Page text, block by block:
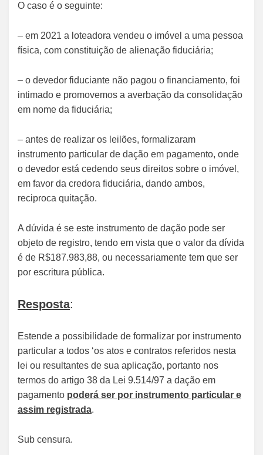
O caso é o seguinte:
– em 2021 a loteadora vendeu o imóvel a uma pessoa
física, com constituição de alienação fiduciária;
– o devedor fiduciante não pagou o financiamento, foi
intimado e promovemos a averbação da consolidação
em nome da fiduciária;
– antes de realizar os leilões, formalizaram
instrumento particular de dação em pagamento, onde
o devedor está cedendo seus direitos sobre o imóvel,
em favor da credora fiduciária, dando ambos,
reciproca quitação.
A dúvida é se este instrumento de dação pode ser
objeto de registro, tendo em vista que o valor da dívida
é de R$187.983,88, ou necessariamente tem que ser
por escritura pública.
Resposta:
Estende a possibilidade de formalizar por instrumento
particular a todos ‘os atos e contratos referidos nesta
lei ou resultantes de sua aplicação, portanto nos
termos do artigo 38 da Lei 9.514/97 a dação em
pagamento poderá ser por instrumento particular e
assim registrada.
Sub censura.